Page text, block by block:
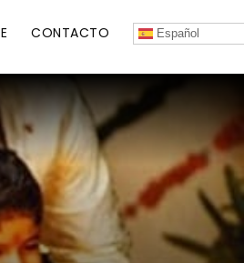
CONTACTO Español